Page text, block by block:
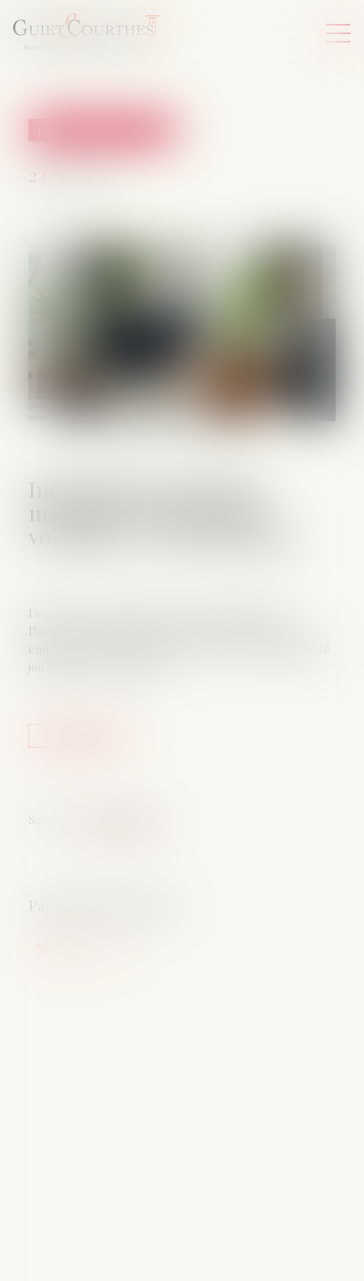
Indemnités journalières
maternité de l’assurance
volontaire : des précisions !
Source :
Depuis le 10 septembre 2025, une adhésion à
l’assurance volontaire postérieure à la conception
empêche désormais l’assurée de percevoir l’indemnité
journalière de maternité.